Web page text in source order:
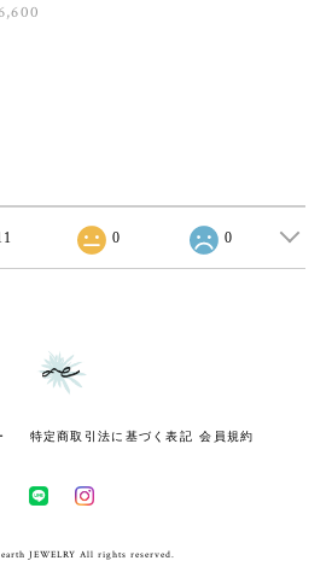
0 0
特定商取引法に基づく表記 会員規約
JEWELRY All rights reserved.